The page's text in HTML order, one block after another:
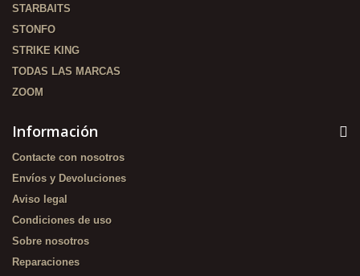
STARBAITS
STONFO
STRIKE KING
TODAS LAS MARCAS
ZOOM
Información
Contacte con nosotros
Envíos y Devoluciones
Aviso legal
Condiciones de uso
Sobre nosotros
Reparaciones